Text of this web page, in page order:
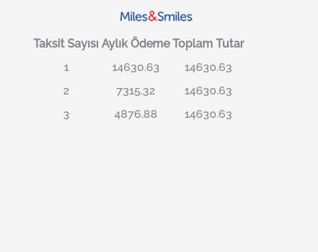
Taksit Sayısı Aylık Ödeme Toplam Tutar
1
14630.63
14630.63
2
7315.32
14630.63
3
4876.88 14630.63